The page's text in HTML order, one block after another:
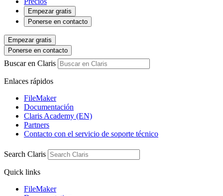
Empezar gratis
Ponerse en contacto
Empezar gratis
Ponerse en contacto
Buscar en Claris
Enlaces rápidos
FileMaker
Documentación
Claris Academy (EN)
Partners
Contacto con el servicio de soporte técnico
Search Claris
Quick links
FileMaker